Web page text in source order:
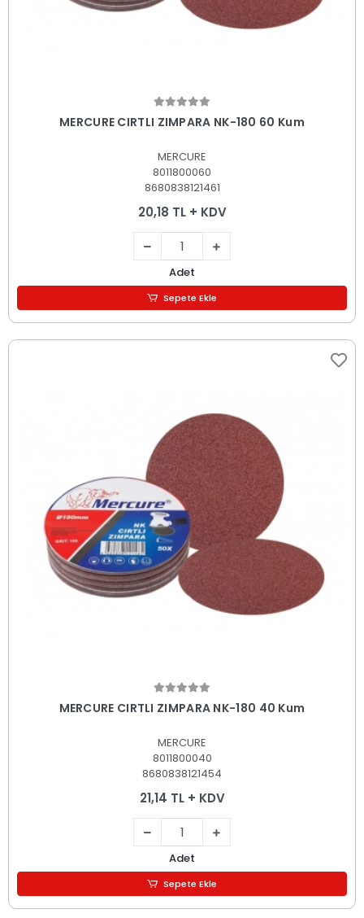
Sepete Ekle
MERCURE CIRTLI ZIMPARA NK-180 60 Kum
MERCURE
8011800060
8680838121461
20,18 TL + KDV
Adet
Sepete Ekle
Sepete Ekle
MERCURE CIRTLI ZIMPARA NK-180 40 Kum
MERCURE
8011800040
8680838121454
21,14 TL + KDV
Adet
Sepete Ekle